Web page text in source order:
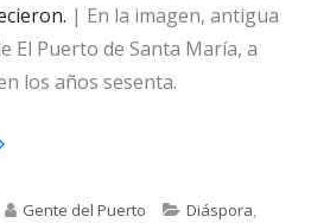
| En la imagen, antigua
El Puerto de Santa María, a
los años sesenta.
y Calpinos #5.664"
Autor
Gente del Puerto Categorías
Diáspora,